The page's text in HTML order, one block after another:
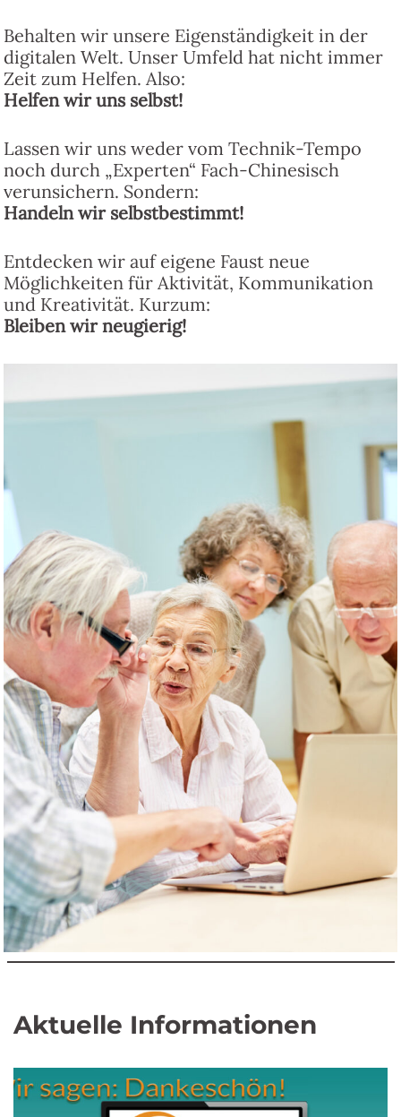
Behalten wir unsere Eigenständigkeit in der
digitalen Welt. Unser Umfeld hat nicht immer
Zeit zum Helfen. Also:
Helfen wir uns selbst!
Lassen wir uns weder vom Technik-Tempo
noch durch „Experten“ Fach-Chinesisch
verunsichern. Sondern:
Handeln wir selbstbestimmt!
Entdecken wir auf eigene Faust neue
Möglichkeiten für Aktivität, Kommunikation
und Kreativität. Kurzum:
Bleiben wir neugierig!
Aktuelle Informationen